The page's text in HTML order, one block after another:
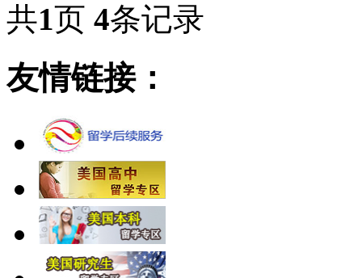
共1页 4条记录
友情链接：